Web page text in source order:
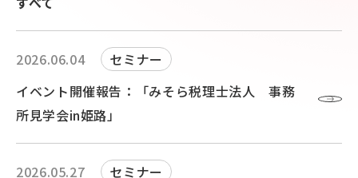
2026.06.04
セミナー
イベント開催報告：「みそら税理士法人 事務
所見学会in姫路」
2026.05.27
セミナー